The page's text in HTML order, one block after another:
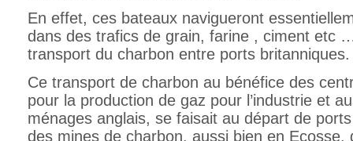
En effet, ces bateaux navigueront
dans des trafics de grain, farine , ciment etc
transport du charbon entre ports britanniques.
Ce transport de charbon au bénéfice des
pour la production de gaz pour l’industrie et
ménages anglais, se faisait au départ de
des mines de charbon, aussi bien en Ecosse,